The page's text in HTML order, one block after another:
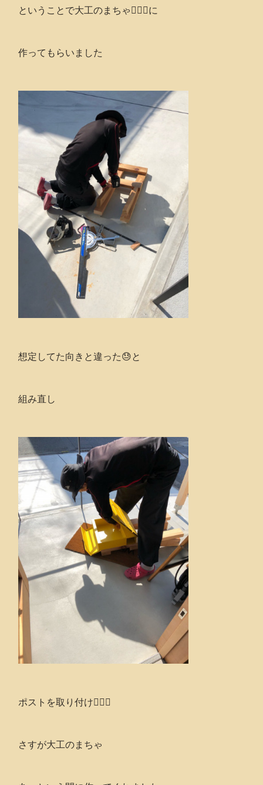
ということで大工のまちゃ👷🏻‍♂️に
作ってもらいました
想定してた向きと違った😓と
組み直し
ポストを取り付け💁🏻‍♂️
さすが大工のまちゃ